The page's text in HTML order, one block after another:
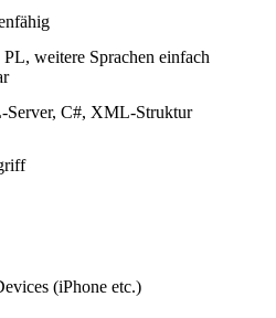
weitere Sprachen einfach
Server, C#, XML-Struktur
(iPhone etc.)